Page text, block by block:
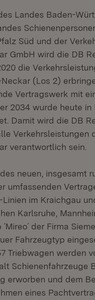
Landes Baden-
Süd und der
GmbH wird die DB
die
(Los 2)
Vertragswerk mit
2034 wurde heute in
Damit wird die DB
Verkehrsleistungen
verantwortlich sein.
neuen, insgesamt
umfassenden
Linien im Kraichgau
Karlsruhe,
der Firma
Fahrzeugtyp
Triebwagen werden
Schienenfahrzeuge
erworben und dem
eines